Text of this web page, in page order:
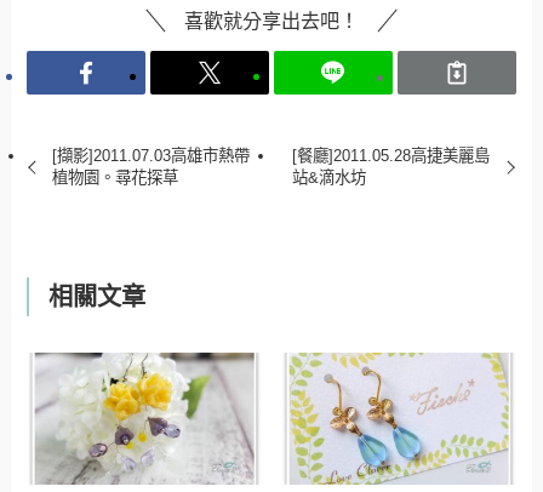
喜歡就分享出去吧！
[擷影]2011.07.03高雄市熱帶
植物園。尋花探草
[餐廳]2011.05.28高捷美麗島
站&滴水坊
相關文章